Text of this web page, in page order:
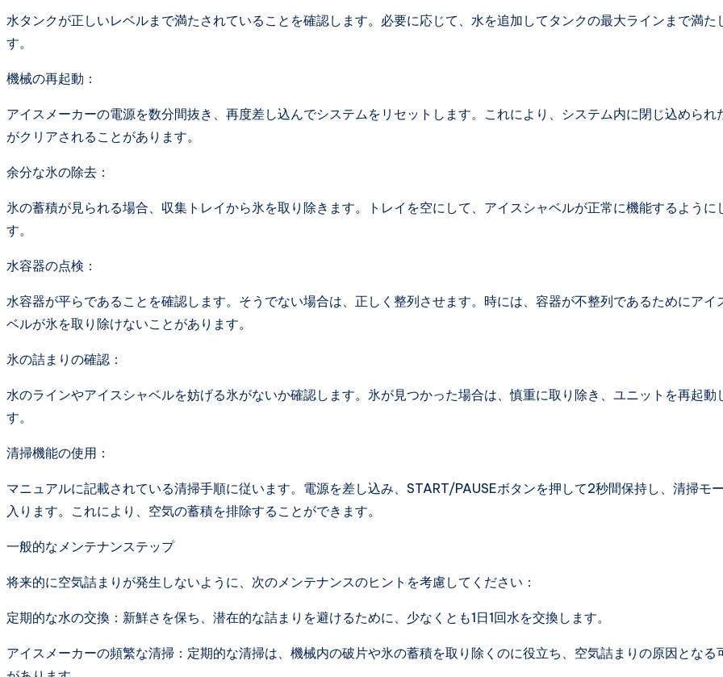
水タンクが正しいレベルまで満たされていることを確認します。必要に応じて、水を追加してタンクの最大ラインまで満た
す。
機械の再起動：
アイスメーカーの電源を数分間抜き、再度差し込んでシステムをリセットします。これにより、システム内に閉じ込められ
がクリアされることがあります。
余分な氷の除去：
氷の蓄積が見られる場合、収集トレイから氷を取り除きます。トレイを空にして、アイスシャベルが正常に機能するように
す。
水容器の点検：
水容器が平らであることを確認します。そうでない場合は、正しく整列させます。時には、容器が不整列であるためにアイ
ベルが氷を取り除けないことがあります。
氷の詰まりの確認：
水のラインやアイスシャベルを妨げる氷がないか確認します。氷が見つかった場合は、慎重に取り除き、ユニットを再起動
す。
清掃機能の使用：
マニュアルに記載されている清掃手順に従います。電源を差し込み、START/PAUSEボタンを押して2秒間保持し、清掃モ
入ります。これにより、空気の蓄積を排除することができます。
一般的なメンテナンステップ
将来的に空気詰まりが発生しないように、次のメンテナンスのヒントを考慮してください：
定期的な水の交換：新鮮さを保ち、潜在的な詰まりを避けるために、少なくとも1日1回水を交換します。
アイスメーカーの頻繁な清掃：定期的な清掃は、機械内の破片や氷の蓄積を取り除くのに役立ち、空気詰まりの原因となる